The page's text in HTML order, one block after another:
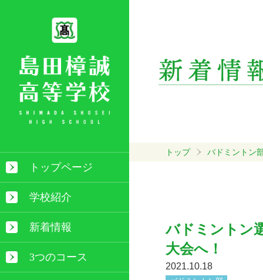
トップページ
学校紹介
新着情報
3つのコース
トップ バドミントン
バドミントン
大会へ！
2021.10.18